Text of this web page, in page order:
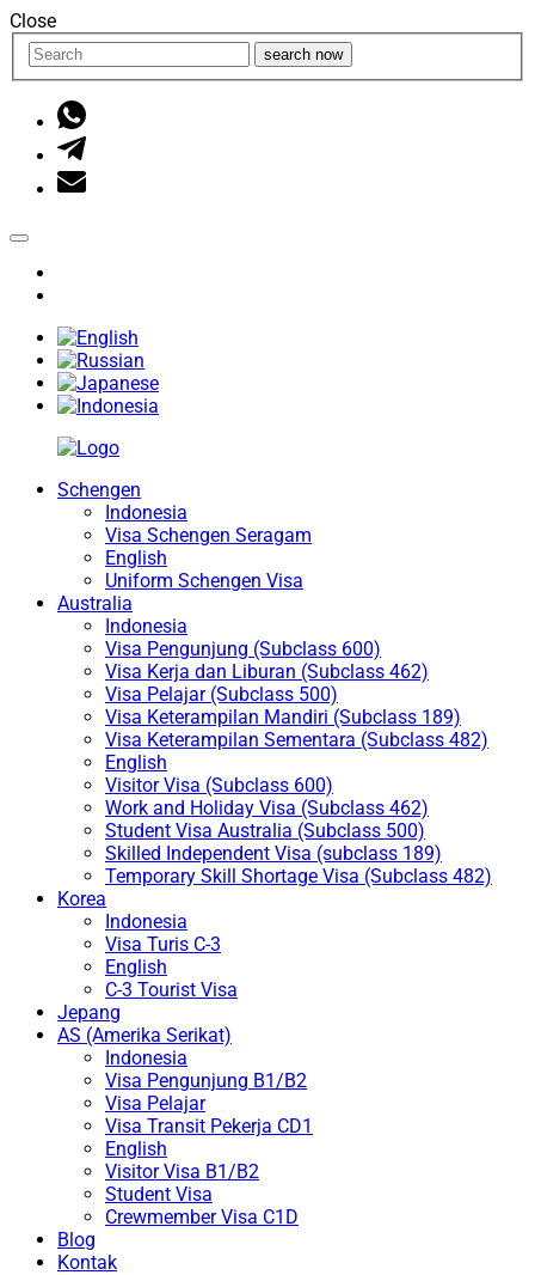
Close
search now
Schengen
Indonesia
Visa Schengen Seragam
English
Uniform Schengen Visa
Australia
Indonesia
Visa Pengunjung (Subclass 600)
Visa Kerja dan Liburan (Subclass 462)
Visa Pelajar (Subclass 500)
Visa Keterampilan Mandiri (Subclass 189)
Visa Keterampilan Sementara (Subclass 482)
English
Visitor Visa (Subclass 600)
Work and Holiday Visa (Subclass 462)
Student Visa Australia (Subclass 500)
Skilled Independent Visa (subclass 189)
Temporary Skill Shortage Visa (Subclass 482)
Korea
Indonesia
Visa Turis C-3
English
C-3 Tourist Visa
Jepang
AS (Amerika Serikat)
Indonesia
Visa Pengunjung B1/B2
Visa Pelajar
Visa Transit Pekerja CD1
English
Visitor Visa B1/B2
Student Visa
Crewmember Visa C1D
Blog
Kontak